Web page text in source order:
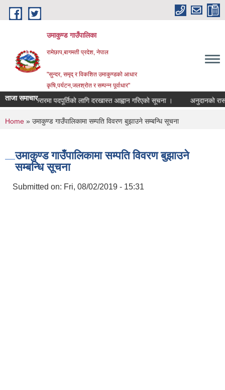
Skip to main content
उमाकुण्ड गाउँपालिका
रामेछाप,बागमती प्रदेश, नेपाल
"सुन्दर, समृद् र विकशित उमाकुण्डको आधार
कृषि,पर्यटन,जलश्रोत र सम्पन्न पूर्वाधार"
ताजा समाचार
सेवा करारमा पदपूर्तिको लागि दरखास्त आह्वान गरिएको सूचना । अनुदानको
You are here
Home » उमाकुण्ड गाउँपालिकामा सम्पति विवरण बुझाउने सम्बन्धि सूचना
उमाकुण्ड गाउँपालिकामा सम्पति विवरण बुझाउने
सम्बन्धि सूचना
Submitted on: Fri, 08/02/2019 - 15:31